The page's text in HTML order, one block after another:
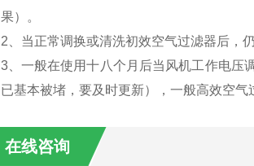
果）。
2、当正常调换或清洗初效空气过滤器后，
3、一般在使用十八个月后当风机工作电压
已基本被堵，要及时更新），一般高效空气
在线咨询